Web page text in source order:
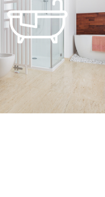
salle de
bain
complète